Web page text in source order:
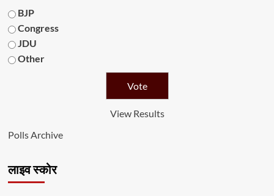
BJP
Congress
JDU
Other
View Results
Polls Archive
लाइव स्कोर